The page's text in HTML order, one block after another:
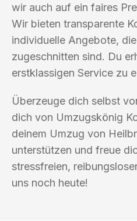
wir auch auf ein faires
Wir bieten transparente
individuelle Angebote,
zugeschnitten sind. Du
erstklassigen Service zu
Überzeuge dich selbst
dich von Umzugskönig
deinem Umzug von
unterstützen und freue
stressfreien,
uns noch heute!